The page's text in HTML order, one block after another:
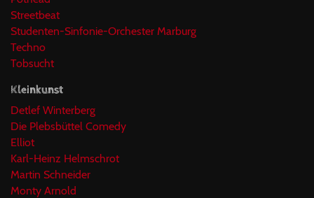
Streetbeat
Studenten-Sinfonie-Orchester Marburg
Techno
Tobsucht
Kleinkunst
Detlef Winterberg
Die Plebsbüttel Comedy
Elliot
Karl-Heinz Helmschrot
Martin Schneider
Monty Arnold